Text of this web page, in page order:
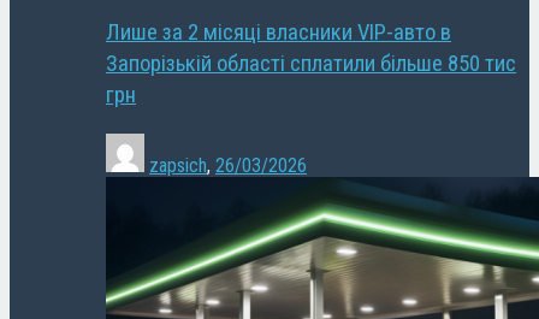
Лише за 2 місяці власники VIP-авто в
Запорізькій області сплатили більше 850 тис
грн
zapsich, 26/03/2026